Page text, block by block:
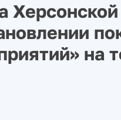
Херсонской
на